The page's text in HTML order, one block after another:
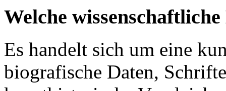
Welche
Es handelt sich um eine
biografische Daten,